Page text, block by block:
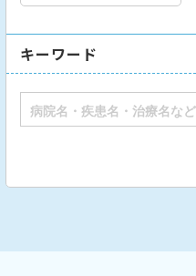
キーワード